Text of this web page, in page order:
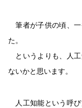
筆者が子供の頃、一
た。
というよりも、人工
ないかと思います。
人工知能という呼び